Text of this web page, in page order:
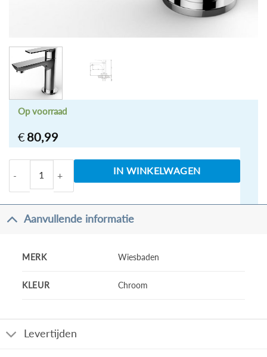
€ 80,99
Op voorraad
Casma toiletkraan 1/2" chroom aantal
IN WINKELWAGEN
Aanvullende informatie
MERK Wiesbaden
KLEUR Chroom
Levertijden